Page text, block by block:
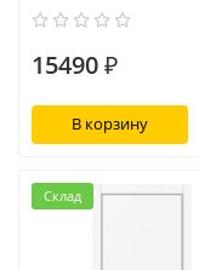
15490 ₽
В корзину
Склад